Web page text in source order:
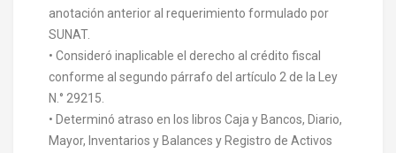
anotación anterior al requerimiento formulado por
SUNAT.
• Consideró inaplicable el derecho al crédito fiscal
conforme al segundo párrafo del artículo 2 de la Ley
N.° 29215.
• Determinó atraso en los libros Caja y Bancos, Diario,
Mayor, Inventarios y Balances y Registro de Activos